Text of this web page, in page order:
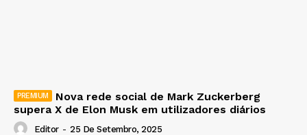
Nova rede social de Mark Zuckerberg
supera X de Elon Musk em utilizadores diários
Editor - 25 De Setembro, 2025